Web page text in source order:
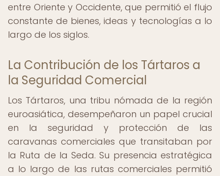
entre Oriente y Occidente, que permitió el flujo
constante de bienes, ideas y tecnologías a lo
largo de los siglos.
La Contribución de los Tártaros a
la Seguridad Comercial
Los Tártaros, una tribu nómada de la región
euroasiática, desempeñaron un papel crucial
en la seguridad y protección de las
caravanas comerciales que transitaban por
la Ruta de la Seda. Su presencia estratégica
a lo largo de las rutas comerciales permitió